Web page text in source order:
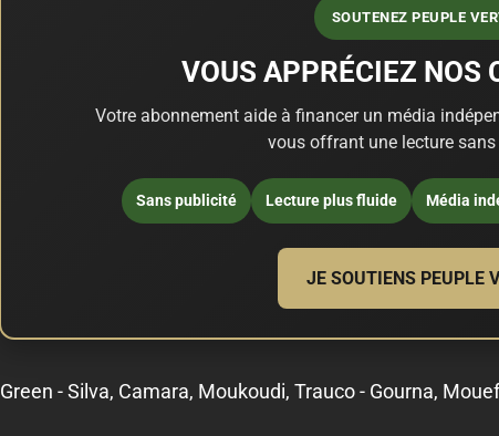
SOUTENEZ PEUPLE
VOUS APPRÉCIEZ NOS
Votre abonnement aide à financer un média
vous offrant une lecture
Sans publicité Lecture plus fluide Média
JE SOUTIENS PEUPLE
Green - Silva, Camara, Moukoudi, Trauco - Gourna,